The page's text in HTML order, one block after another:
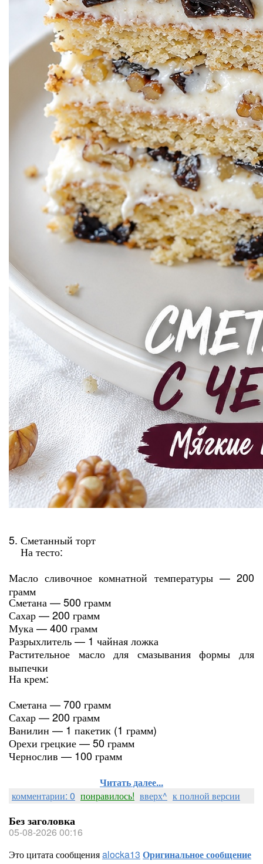
5. Сметанный торт
На тесто:
Масло сливочное комнатной температуры — 200
грамм
Сметана — 500 грамм
Сахар — 200 грамм
Мука — 400 грамм
Разрыхлитель — 1 чайная ложка
Растительное масло для смазывания формы для
выпечки
На крем:
Сметана — 700 грамм
Сахар — 200 грамм
Ванилин — 1 пакетик (1 грамм)
Орехи грецкие — 50 грамм
Чернослив — 100 грамм
Читать далее...
комментарии: 0 понравилось! вверх^ к полной версии
Без заголовка
05-08-2026 00:16
Это цитата сообщенияalocka13 Оригинальное сообщение